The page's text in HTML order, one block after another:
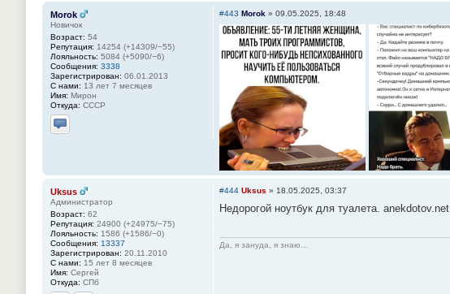
Morok
Новичок
Возраст: 54
Репутация: 14254 (+14309/−55)
Лояльность: 5084 (+5090/−6)
Сообщения: 3338
Зарегистрирован: 06.01.2013
С нами: 13 лет 7 месяцев
Имя: Мирон
Откуда: СССР
Отправить личное сообщение
#443 Morok » 09.05.2025, 18:48
Uksus
Администратор
Возраст: 62
Репутация: 24900 (+24975/−75)
Лояльность: 1586 (+1586/−0)
Сообщения: 13337
Зарегистрирован: 20.11.2010
С нами: 15 лет 8 месяцев
Имя: Сергей
Откуда: СПб
#444 Uksus » 18.05.2025, 03:37
Недорогой ноутбук для туалета. anekdotov.net
Да, я зануда, я знаю...